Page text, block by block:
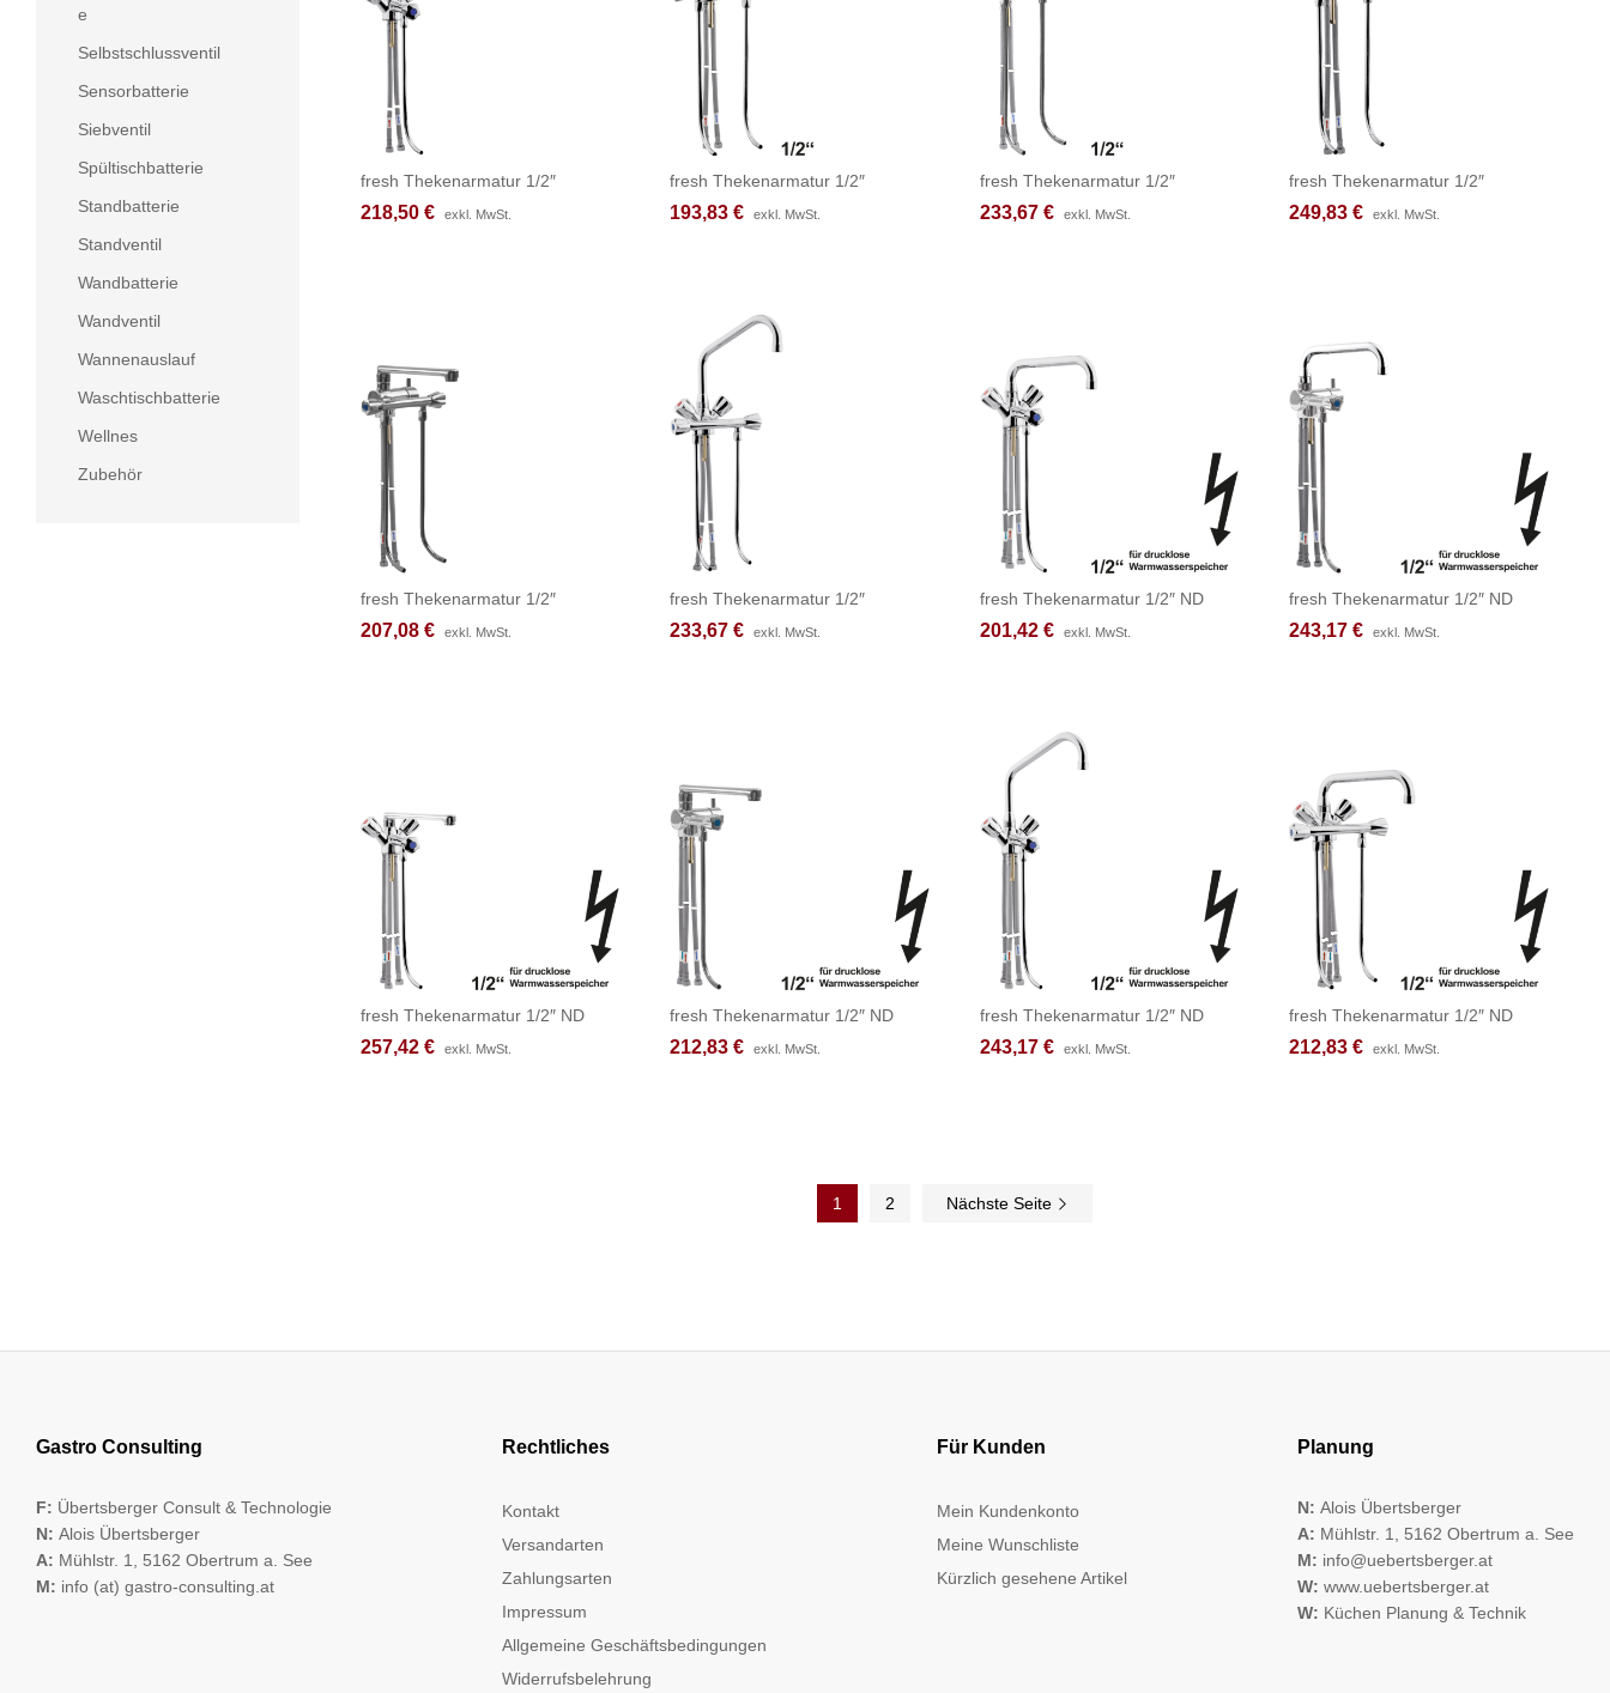
fresh Thekenarmatur 1/2″
218,50 € exkl. MwSt.
218,50 € exkl. MwSt.
fresh Thekenarmatur 1/2″
193,83€ exkl. MwSt.
193,83€ exkl. MwSt.
fresh Thekenarmatur 1/2″
233,67 € exkl. MwSt.
233,67 € exkl. MwSt.
fresh Thekenarmatur 1/2″
249,83€ exkl. MwSt.
249,83€ exkl. MwSt.
fresh Thekenarmatur 1/2″
207,08 € exkl. MwSt.
207,08 € exkl. MwSt.
fresh Thekenarmatur 1/2″
233,67€ exkl. MwSt.
233,67€ exkl. MwSt.
fresh Thekenarmatur 1/2″ ND
201,42 € exkl. MwSt.
201,42 € exkl. MwSt.
fresh Thekenarmatur 1/2″ ND
243,17€ exkl. MwSt.
243,17€ exkl. MwSt.
fresh Thekenarmatur 1/2″ ND
257,42 € exkl. MwSt.
257,42 € exkl. MwSt.
fresh Thekenarmatur 1/2″ ND
212,83€ exkl. MwSt.
212,83€ exkl. MwSt.
fresh Thekenarmatur 1/2″ ND
243,17 € exkl. MwSt.
243,17 € exkl. MwSt.
fresh Thekenarmatur 1/2″ ND
212,83€ exkl. MwSt.
212,83€ exkl. MwSt.
1 2 Nächste Seite
e
Selbstschlussventil
Sensorbatterie
Siebventil
Spültischbatterie
Standbatterie
Standventil
Wandbatterie
Wandventil
Wannenauslauf
Waschtischbatterie
Wellnes
Zubehör
Gastro Consulting
F: Übertsberger Consult & Technologie
N: Alois Übertsberger
A: Mühlstr. 1, 5162 Obertrum a. See
M: info (at) gastro-consulting.at
Rechtliches
Kontakt
Versandarten
Zahlungsarten
Impressum
Allgemeine Geschäftsbedingungen
Widerrufsbelehrung
Für Kunden
Mein Kundenkonto
Meine Wunschliste
Kürzlich gesehene Artikel
Planung
N: Alois Übertsberger
A: Mühlstr. 1, 5162 Obertrum a. See
M: info@uebertsberger.at
W: www.uebertsberger.at
W: Küchen Planung & Technik